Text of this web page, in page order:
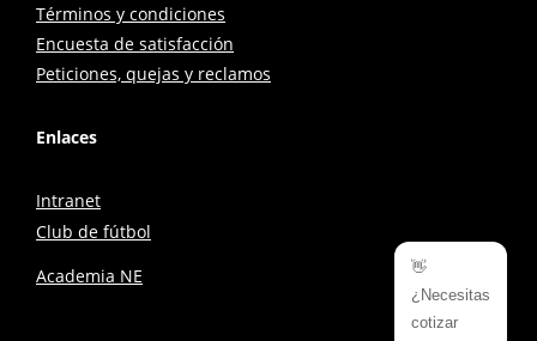
Términos y condiciones
Encuesta de satisfacción
Peticiones, quejas y reclamos
Enlaces
Intranet
Club de fútbol
Academia NE
👋
¿Necesitas
cotizar